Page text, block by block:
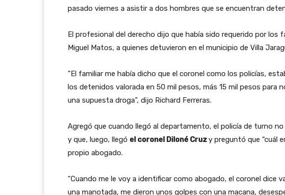
pasado viernes a asistir a dos hombres que se encuentran
El profesional del derecho dijo que había sido requerido por los
Miguel Matos, a quienes detuvieron en el municipio de Villa
“El familiar me había dicho que el coronel como los policías,
los detenidos valorada en 50 mil pesos, más 15 mil pesos para
una supuesta droga”, dijo Richard Ferreras.
Agregó que cuando llegó al departamento, el policía de turno
y que, luego, llegó el coronel Diloné Cruzy preguntó que “cuál
propio abogado.
“Cuando me le voy a identificar como abogado, el coronel dice
una manotada, me dieron unos golpes con una macana,